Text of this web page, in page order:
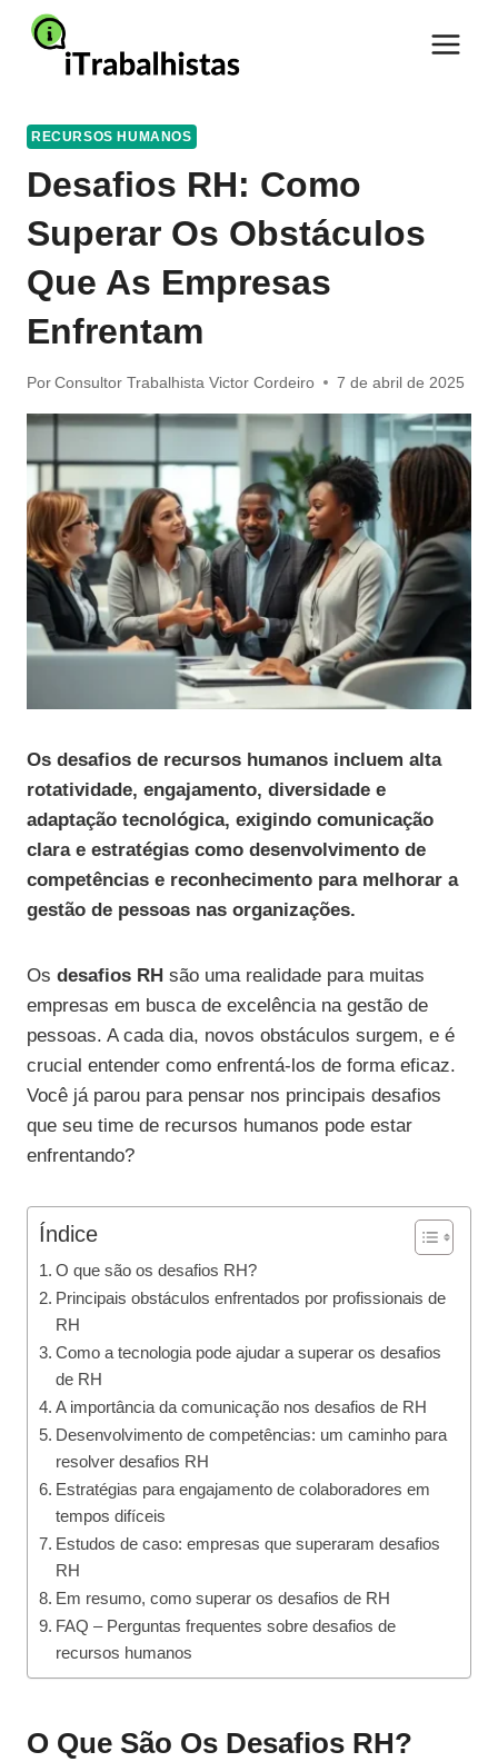
Pular
para
RECURSOS HUMANOS
Desafios RH: Como
Superar Os Obstáculos
Que As Empresas
Enfrentam
Por Consultor Trabalhista Victor Cordeiro 7 de abril de 2025
Os desafios de recursos humanos incluem alta
rotatividade, engajamento, diversidade e
adaptação tecnológica, exigindo comunicação
clara e estratégias como desenvolvimento de
competências e reconhecimento para melhorar a
gestão de pessoas nas organizações.
Os desafios RH são uma realidade para muitas
empresas em busca de excelência na gestão de
pessoas. A cada dia, novos obstáculos surgem, e é
crucial entender como enfrentá-los de forma eficaz.
Você já parou para pensar nos principais desafios
que seu time de recursos humanos pode estar
enfrentando?
Índice
O que são os desafios RH?
Principais obstáculos enfrentados por profissionais de
RH
Como a tecnologia pode ajudar a superar os desafios
de RH
A importância da comunicação nos desafios de RH
Desenvolvimento de competências: um caminho para
resolver desafios RH
Estratégias para engajamento de colaboradores em
tempos difíceis
Estudos de caso: empresas que superaram desafios
RH
Em resumo, como superar os desafios de RH
FAQ – Perguntas frequentes sobre desafios de
recursos humanos
O Que São Os Desafios RH?